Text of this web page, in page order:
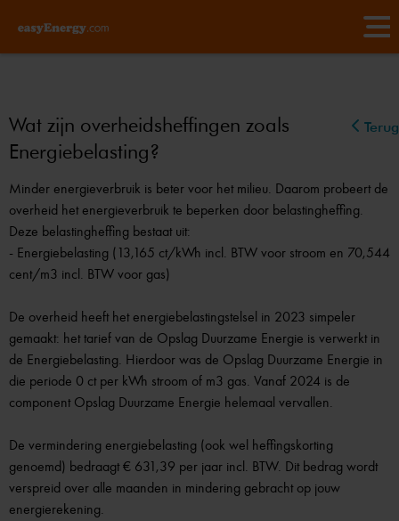
Terug
Wat zijn overheidsheffingen zoals
Energiebelasting?
Minder energieverbruik is beter voor het milieu. Daarom probeert de
overheid het energieverbruik te beperken door belastingheffing.
Deze belastingheffing bestaat uit:
- Energiebelasting (13,165 ct/kWh incl. BTW voor stroom en 70,544
cent/m3 incl. BTW voor gas)
De overheid heeft het energiebelastingstelsel in 2023 simpeler
gemaakt: het tarief van de Opslag Duurzame Energie is verwerkt in
de Energiebelasting. Hierdoor was de Opslag Duurzame Energie in
die periode 0 ct per kWh stroom of m3 gas. Vanaf 2024 is de
component Opslag Duurzame Energie helemaal vervallen.
De vermindering energiebelasting (ook wel heffingskorting
genoemd) bedraagt € 631,39 per jaar incl. BTW. Dit bedrag wordt
verspreid over alle maanden in mindering gebracht op jouw
energierekening.